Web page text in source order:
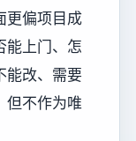
更偏项目成
能上门、怎
能改、需要
但不作为唯